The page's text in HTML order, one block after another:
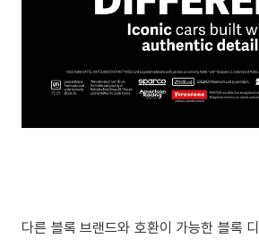
다른 블록 브랜드와 호환이 가능한 블록